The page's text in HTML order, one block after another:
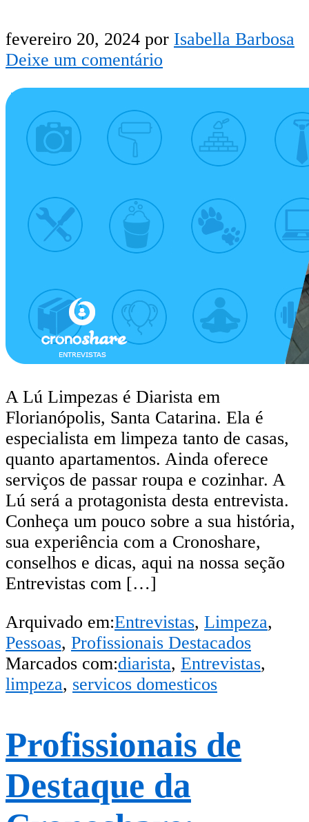
fevereiro 20, 2024 por Isabella Barbosa
Deixe um comentário
A Lú Limpezas é Diarista em
Florianópolis, Santa Catarina. Ela é
especialista em limpeza tanto de casas,
quanto apartamentos. Ainda oferece
serviços de passar roupa e cozinhar. A
Lú será a protagonista desta entrevista.
Conheça um pouco sobre a sua história,
sua experiência com a Cronoshare,
conselhos e dicas, aqui na nossa seção
Entrevistas com […]
Arquivado em:Entrevistas, Limpeza,
Pessoas, Profissionais Destacados
Marcados com:diarista, Entrevistas,
limpeza, servicos domesticos
Profissionais de
Destaque da